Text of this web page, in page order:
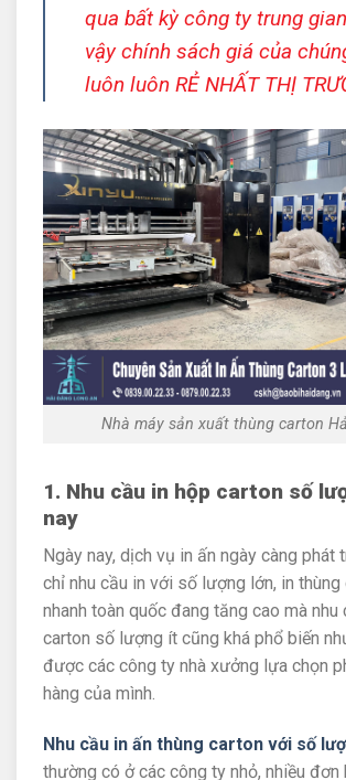
qua bất kỳ công ty trung
vậy chính sách giá của
luôn luôn RẺ NHẤT THỊ
Nhà máy sản xuất thùng carton
1. Nhu cầu in hộp carton số
nay
Ngày nay, dịch vụ in ấn ngày càng phát
chỉ nhu cầu in với số lượng lớn, in thùng
nhanh toàn quốc đang tăng cao mà nhu
carton số lượng ít cũng khá phổ biến
được các công ty nhà xưởng lựa chọn
hàng của mình.
Nhu cầu in ấn thùng carton với số
thường có ở các công ty nhỏ, nhiều đơn